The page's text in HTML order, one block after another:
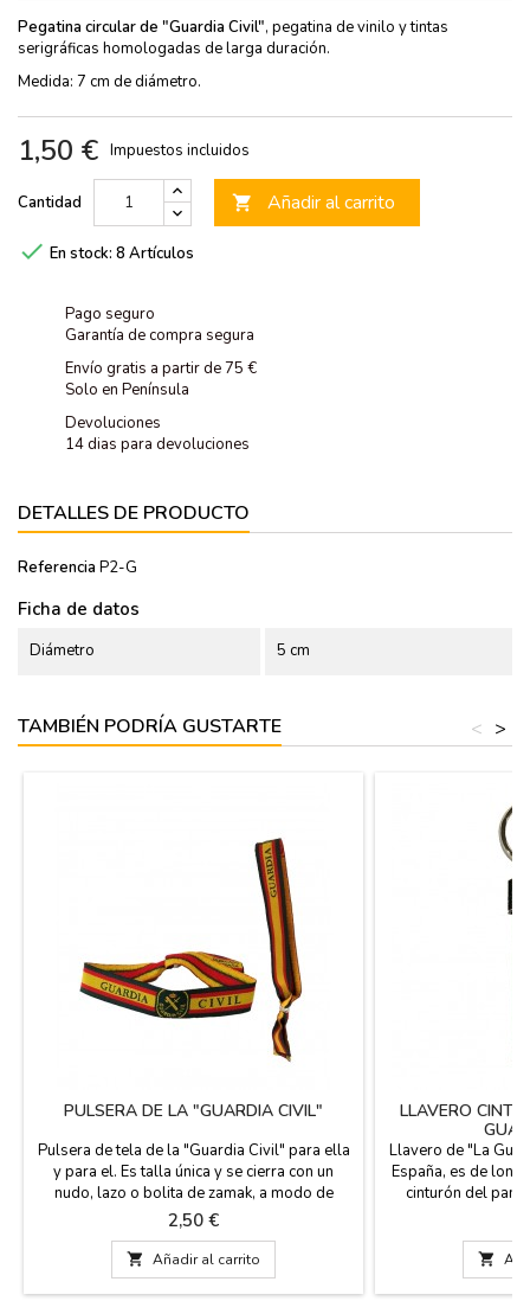
Pegatina circular de "Guardia Civil", pegatina de vinilo y tintas
serigráficas homologadas de larga duración.
Medida: 7 cm de diámetro.
1,50 € Impuestos incluidos
Cantidad  Añadir al carrito
 En stock: 8 Artículos
Pago seguro
Garantía de compra segura
Envío gratis a partir de 75 €
Solo en Península
Devoluciones
14 dias para devoluciones
DETALLES DE PRODUCTO
Referencia P2-G
Ficha de datos
Diámetro 5 cm
TAMBIÉN PODRÍA GUSTARTE >
<
PULSERA DE LA "GUARDIA CIVIL"
Pulsera de tela de la "Guardia Civil" para ella
y para el. Es talla única y se cierra con un
nudo, lazo o bolita de zamak, a modo de
pasador que va incluida. Medidas: 30 cm por
1,5 de ancho y lleva el pasador
Precio
2,50 €
 Añadir al carrito
LLAVERO
Llavero de "La
España, es de
cinturón del
Medida: 7 cm.
largo
